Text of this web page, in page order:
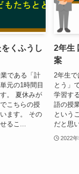
くふうし
である「計
元の1時間目
。 夏休みが
こちらの授
ます。 その
るこ...
2年生
案
2年生
とう」
学習す
語の授
という
だと思
2022